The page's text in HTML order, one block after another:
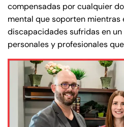
compensadas por cualquier
mental que soporten mientras
discapacidades sufridas en
personales y profesionales